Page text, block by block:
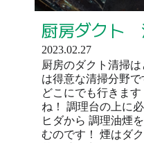
厨房ダクト
2023.02.27
厨房のダクト清掃
は得意な清掃分野
どこにでも行きま
ね！ 調理台の上に
ヒダから 調理油煙
むのです！ 煙はダ